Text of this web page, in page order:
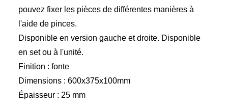
pouvez fixer les pièces de différentes manières à
l'aide de pinces.
Disponible en version gauche et droite. Disponible
en set ou à l'unité.
Finition : fonte
Dimensions : 600x375x100mm
Épaisseur : 25 mm